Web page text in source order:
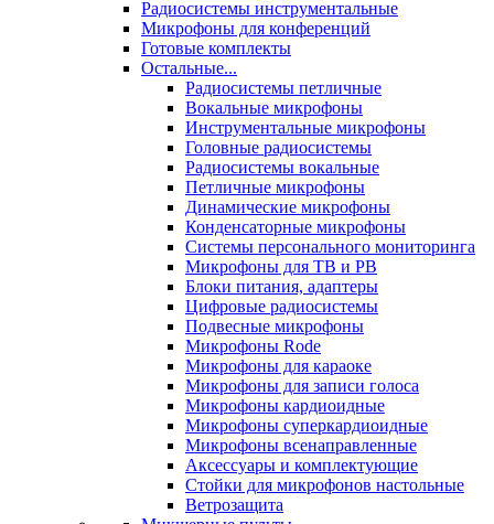
Радиосистемы инструментальные
Микрофоны для конференций
Готовые комплекты
Остальные...
Радиосистемы петличные
Вокальные микрофоны
Инструментальные микрофоны
Головные радиосистемы
Радиосистемы вокальные
Петличные микрофоны
Динамические микрофоны
Конденсаторные микрофоны
Системы персонального мониторинга
Микрофоны для ТВ и РВ
Блоки питания, адаптеры
Цифровые радиосистемы
Подвесные микрофоны
Микрофоны Rode
Микрофоны для караоке
Микрофоны для записи голоса
Микрофоны кардиоидные
Микрофоны суперкардиоидные
Микрофоны всенаправленные
Аксессуары и комплектующие
Стойки для микрофонов настольные
Ветрозащита